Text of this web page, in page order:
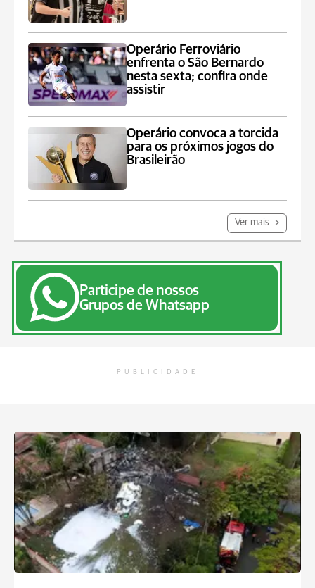
Operário Ferroviário
enfrenta o São Bernardo
nesta sexta; confira onde
assistir
Operário convoca a torcida
para os próximos jogos do
Brasileirão
Ver mais
Participe de nossos
Grupos de Whatsapp
PUBLICIDADE